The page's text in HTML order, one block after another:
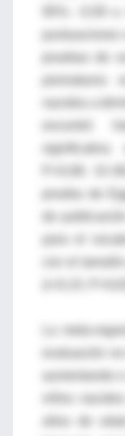
encontró
prueba de
con el
La meta-
evaluación